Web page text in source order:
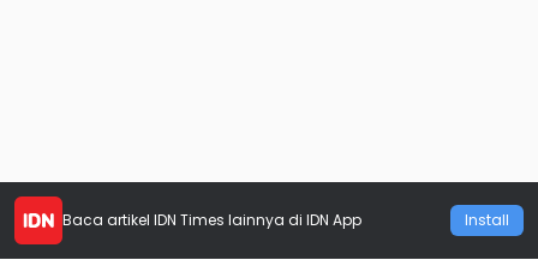
Baca artikel IDN Times lainnya di IDN App Install